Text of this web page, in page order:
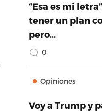
“Esa es mi
tener un plan
pero…
0
Opiniones
Voy a Trump y